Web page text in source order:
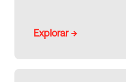
Explorar →